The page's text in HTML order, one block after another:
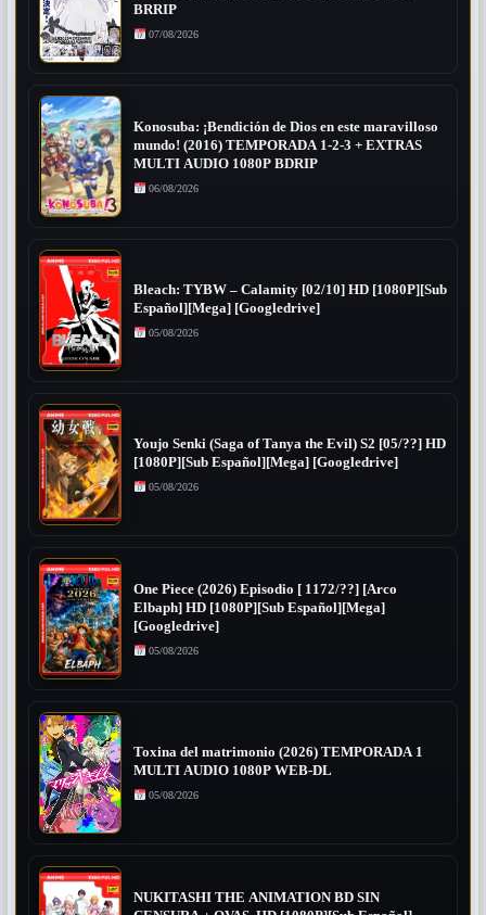
BRRIP
07/08/2026
Konosuba: ¡Bendición de Dios en este maravilloso
mundo! (2016) TEMPORADA 1-2-3 + EXTRAS
MULTI AUDIO 1080P BDRIP
06/08/2026
Bleach: TYBW – Calamity [02/10] HD [1080P][Sub
Español][Mega] [Googledrive]
05/08/2026
Youjo Senki (Saga of Tanya the Evil) S2 [05/??] HD
[1080P][Sub Español][Mega] [Googledrive]
05/08/2026
One Piece (2026) Episodio [ 1172/??] [Arco
Elbaph] HD [1080P][Sub Español][Mega]
[Googledrive]
05/08/2026
Toxina del matrimonio (2026) TEMPORADA 1
MULTI AUDIO 1080P WEB-DL
05/08/2026
NUKITASHI THE ANIMATION BD SIN